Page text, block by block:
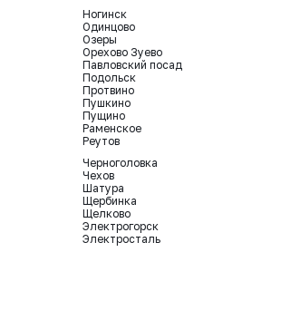
Ногинск
Одинцово
Озеры
Орехово Зуево
Павловский посад
Подольск
Протвино
Пушкино
Пущино
Раменское
Реутов
Черноголовка
Чехов
Шатура
Щербинка
Щелково
Электрогорск
Электросталь